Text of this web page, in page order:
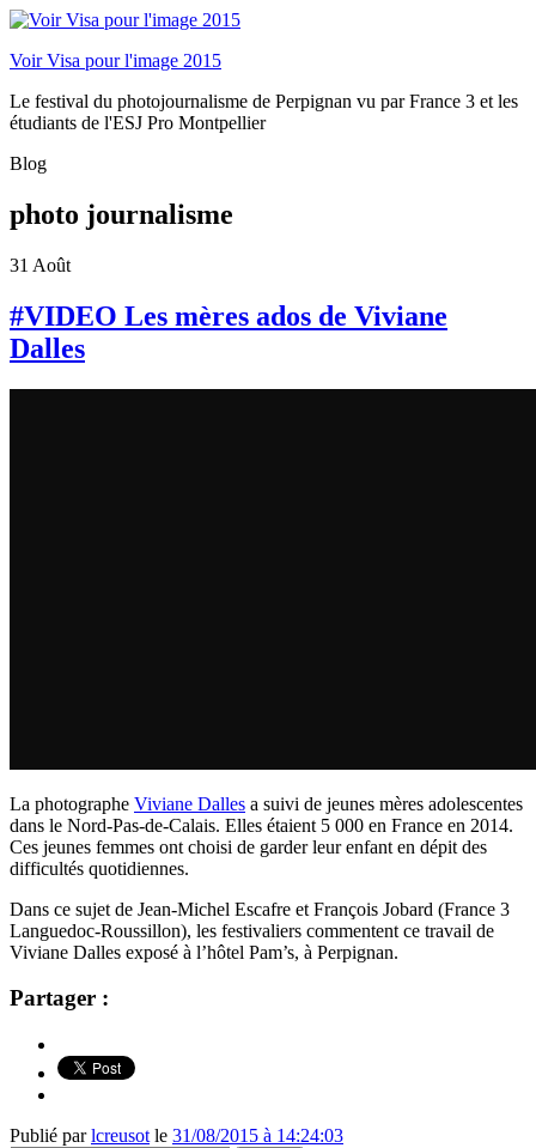
Voir Visa pour l'image 2015
Le festival du photojournalisme de Perpignan vu par France 3 et les
étudiants de l'ESJ Pro Montpellier
Blog
photo journalisme
31 Août
#VIDEO Les mères ados de Viviane
Dalles
La photographe Viviane Dalles a suivi de jeunes mères adolescentes
dans le Nord-Pas-de-Calais. Elles étaient 5 000 en France en 2014.
Ces jeunes femmes ont choisi de garder leur enfant en dépit des
difficultés quotidiennes.
Dans ce sujet de Jean-Michel Escafre et François Jobard (France 3
Languedoc-Roussillon), les festivaliers commentent ce travail de
Viviane Dalles exposé à l’hôtel Pam’s, à Perpignan.
Partager :
Publié parlcreusot le 31/08/2015 à 14:24:03